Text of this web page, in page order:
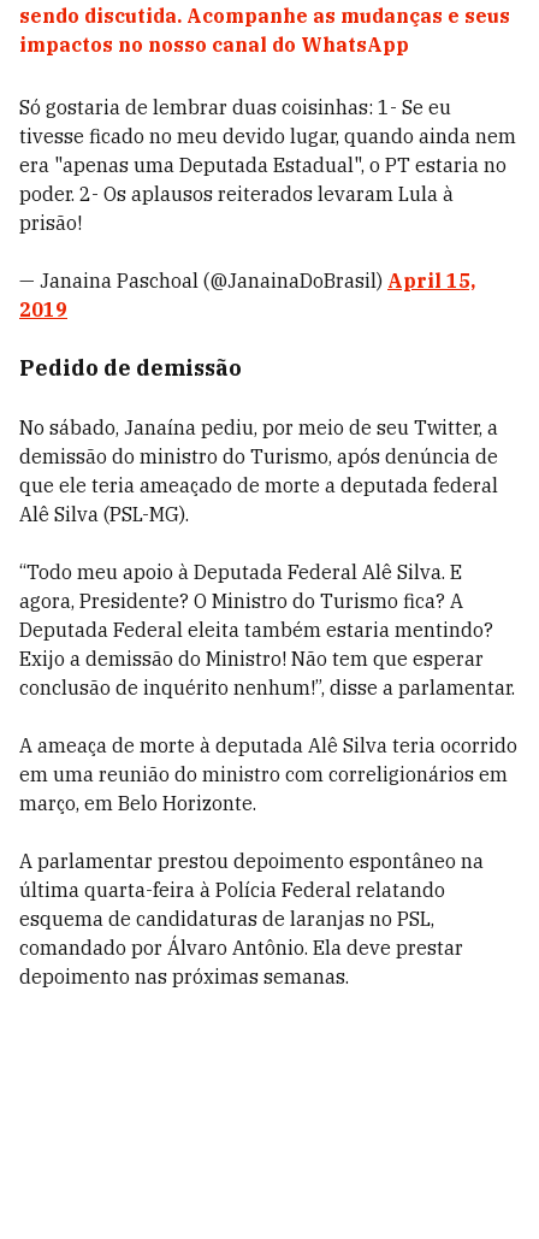
sendo discutida. Acompanhe as mudanças e seus
impactos no nosso canal do WhatsApp
Só gostaria de lembrar duas coisinhas: 1- Se eu
tivesse ficado no meu devido lugar, quando ainda nem
era "apenas uma Deputada Estadual", o PT estaria no
poder. 2- Os aplausos reiterados levaram Lula à
prisão!
— Janaina Paschoal (@JanainaDoBrasil) April 15,
2019
Pedido de demissão
No sábado, Janaína pediu, por meio de seu Twitter, a
demissão do ministro do Turismo, após denúncia de
que ele teria ameaçado de morte a deputada federal
Alê Silva (PSL-MG).
“Todo meu apoio à Deputada Federal Alê Silva. E
agora, Presidente? O Ministro do Turismo fica? A
Deputada Federal eleita também estaria mentindo?
Exijo a demissão do Ministro! Não tem que esperar
conclusão de inquérito nenhum!”, disse a parlamentar.
A ameaça de morte à deputada Alê Silva teria ocorrido
em uma reunião do ministro com correligionários em
março, em Belo Horizonte.
A parlamentar prestou depoimento espontâneo na
última quarta-feira à Polícia Federal relatando
esquema de candidaturas de laranjas no PSL,
comandado por Álvaro Antônio. Ela deve prestar
depoimento nas próximas semanas.